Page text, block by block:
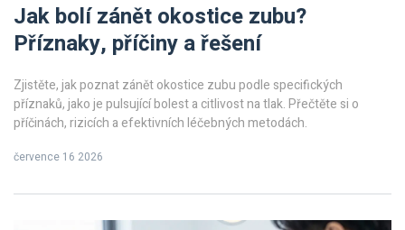
Jak bolí zánět okostice zubu?
Příznaky, příčiny a řešení
Zjistěte, jak poznat zánět okostice zubu podle specifických
příznaků, jako je pulsující bolest a citlivost na tlak. Přečtěte si o
příčinách, rizicích a efektivních léčebných metodách.
července 16 2026